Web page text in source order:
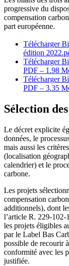
progressive du
compensation
part européenne.
Télécharger
édition
Télécharger
PDF – 1.98
Télécharger
PDF – 3.35
Sélection
Le décret explicite
données, le
mais aussi les
(localisation
calendrier) et le
carbone.
Les projets
compensation
additionnels), dont
l’article R. 229-102-
les projets éligibles
par le Label Bas
possible de recourir
conformité avec les
justifiée.